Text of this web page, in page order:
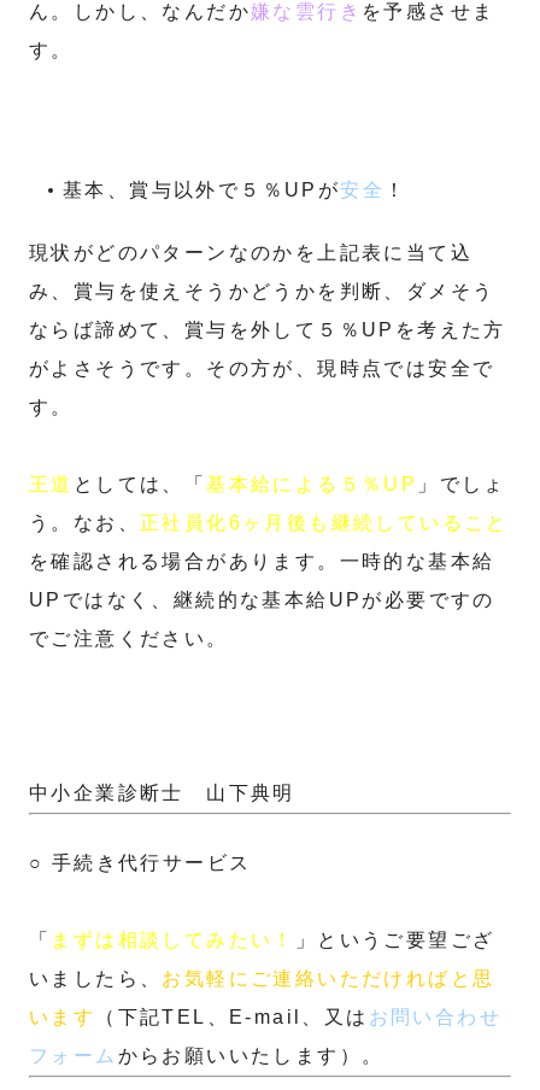
ん。しかし、なんだか嫌な雲行き を予感させま
す。
基本、賞与以外で５％UPが安全 ！
現状がどのパターンなのかを上記表に当て込
み、賞与を使えそうかどうかを判断、ダメそう
ならば諦めて、賞与を外して５％UPを考えた方
がよさそうです。その方が、現時点では安全で
す。
王道 としては、「基本給による５％UP 」でしょ
う。なお、 正社員化6ヶ月後も継続していること
を確認される場合があります。一時的な基本給
UPではなく、継続的な基本給UPが必要ですの
でご注意ください。
中小企業診断士 山下典明
○ 手続き代行サービス
「 まずは相談してみたい！
」というご要望ござ
いましたら、 お気軽にご連絡いただければと思
います
（下記TEL、E-mail、又は お問い合わせ
フォーム からお願いいたします）。